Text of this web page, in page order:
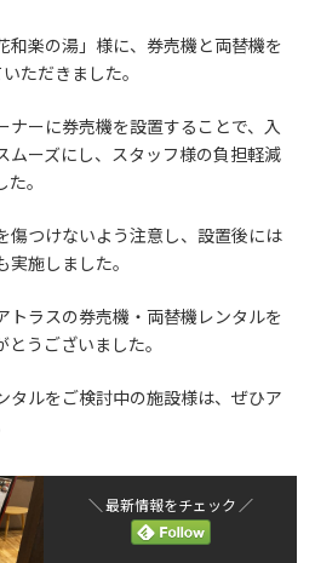
和楽の湯」様に、券売機と両替機を
ただきました。
ナーに券売機を設置することで、入
ムーズにし、スタッフ様の負担軽減
。
傷つけないよう注意し、設置後には
施しました。
トラスの券売機・両替機レンタルを
うございました。
タルをご検討中の施設様は、ぜひア
＼ 最新情報をチェック ／